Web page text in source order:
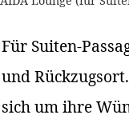
Für Suiten-
und
sich um ihre